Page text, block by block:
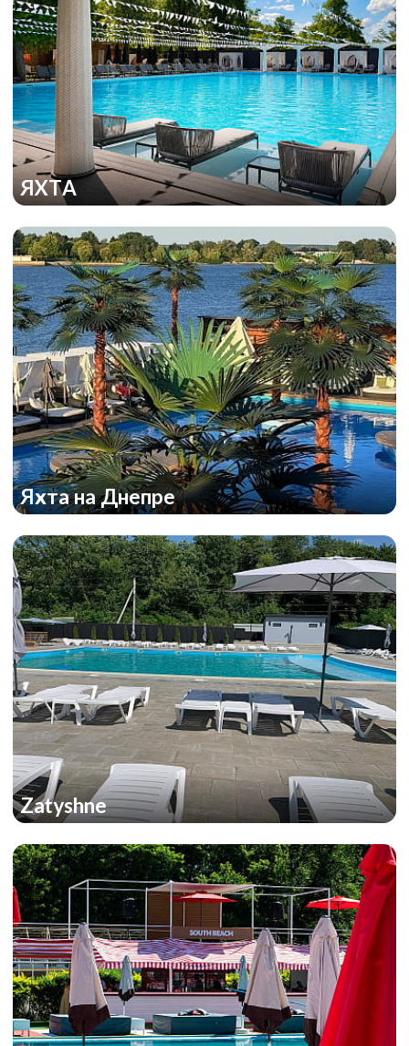
ЯХТА
Яхта на Днепре
Zatyshne